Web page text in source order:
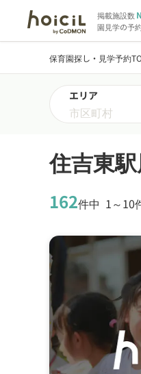
掲載施設数
園見学の予
保育園探し・見学予約
エリア
住吉東
162件中 1～10